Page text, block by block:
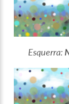
Esquerra: